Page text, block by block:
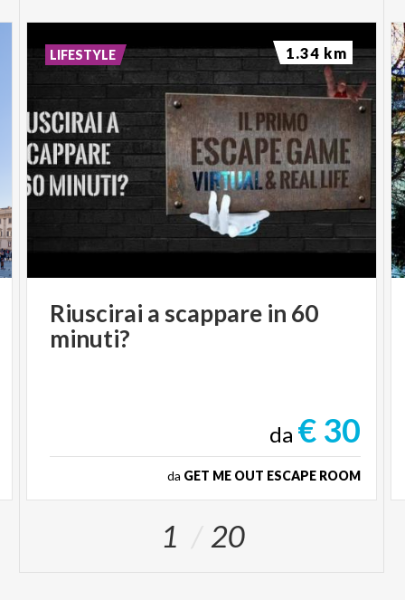
Riuscirai a scappare in 60
minuti?
da € 30
da GET ME OUT ESCAPE ROOM
LIFESTYLE 1.34 km
1 20